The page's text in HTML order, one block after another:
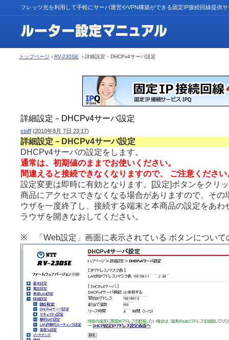
フレッツ光を利用して手軽にサーバ運営やVPN構築ができる固定IP接続回線提供
トップページ › RV-230SE › 詳細設定－DHCPv4サーバ設定
詳細設定－DHCPv4サーバ設定
staff (2010年8月 7日 23:17)
詳細設定－DHCPv4サーバ設定
DHCPv4サーバの設定をします。
通常は、初期値のままでお使いください。
間違えると接続できなくなりますので、 ご注意ください
設定変更は即時に有効となります。[設定]ボタンをクリ
商品にアクセスできなくなる場合がありますので、その
ウザを一度終了し、接続する端末と本商品の設定をあわ
ラウザを開きなおしてください。
※ 「Web設定」画面に表示されている ボタンについて